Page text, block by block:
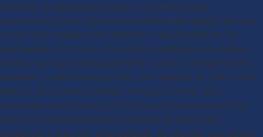
melhoria. Ausência de textos ou materiais auto
explicativos como tutoriais em vídeo Mais rápido do que
contar com alguém para resolver o seu problema, só
resolvendo por conta. Um estudo realizado pela Aspect
revelou que aproximadamente 3 a cada 4 consumidores
preferem o self-service a falar com alguém do SAC. Outro
estudo, da Coleman Parkes, reforça a teoria: 40%
buscaram uma solução por conta própria antes de falar
com um representante do customer service. Esta
tendência criada por uma geração de clientes que acham